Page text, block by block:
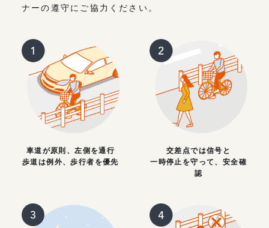
ナーの遵守にご協力ください。
車道が原則、左側を通行
歩道は例外、歩行者を優先
交差点では信号と
一時停止を守って、安全確
認